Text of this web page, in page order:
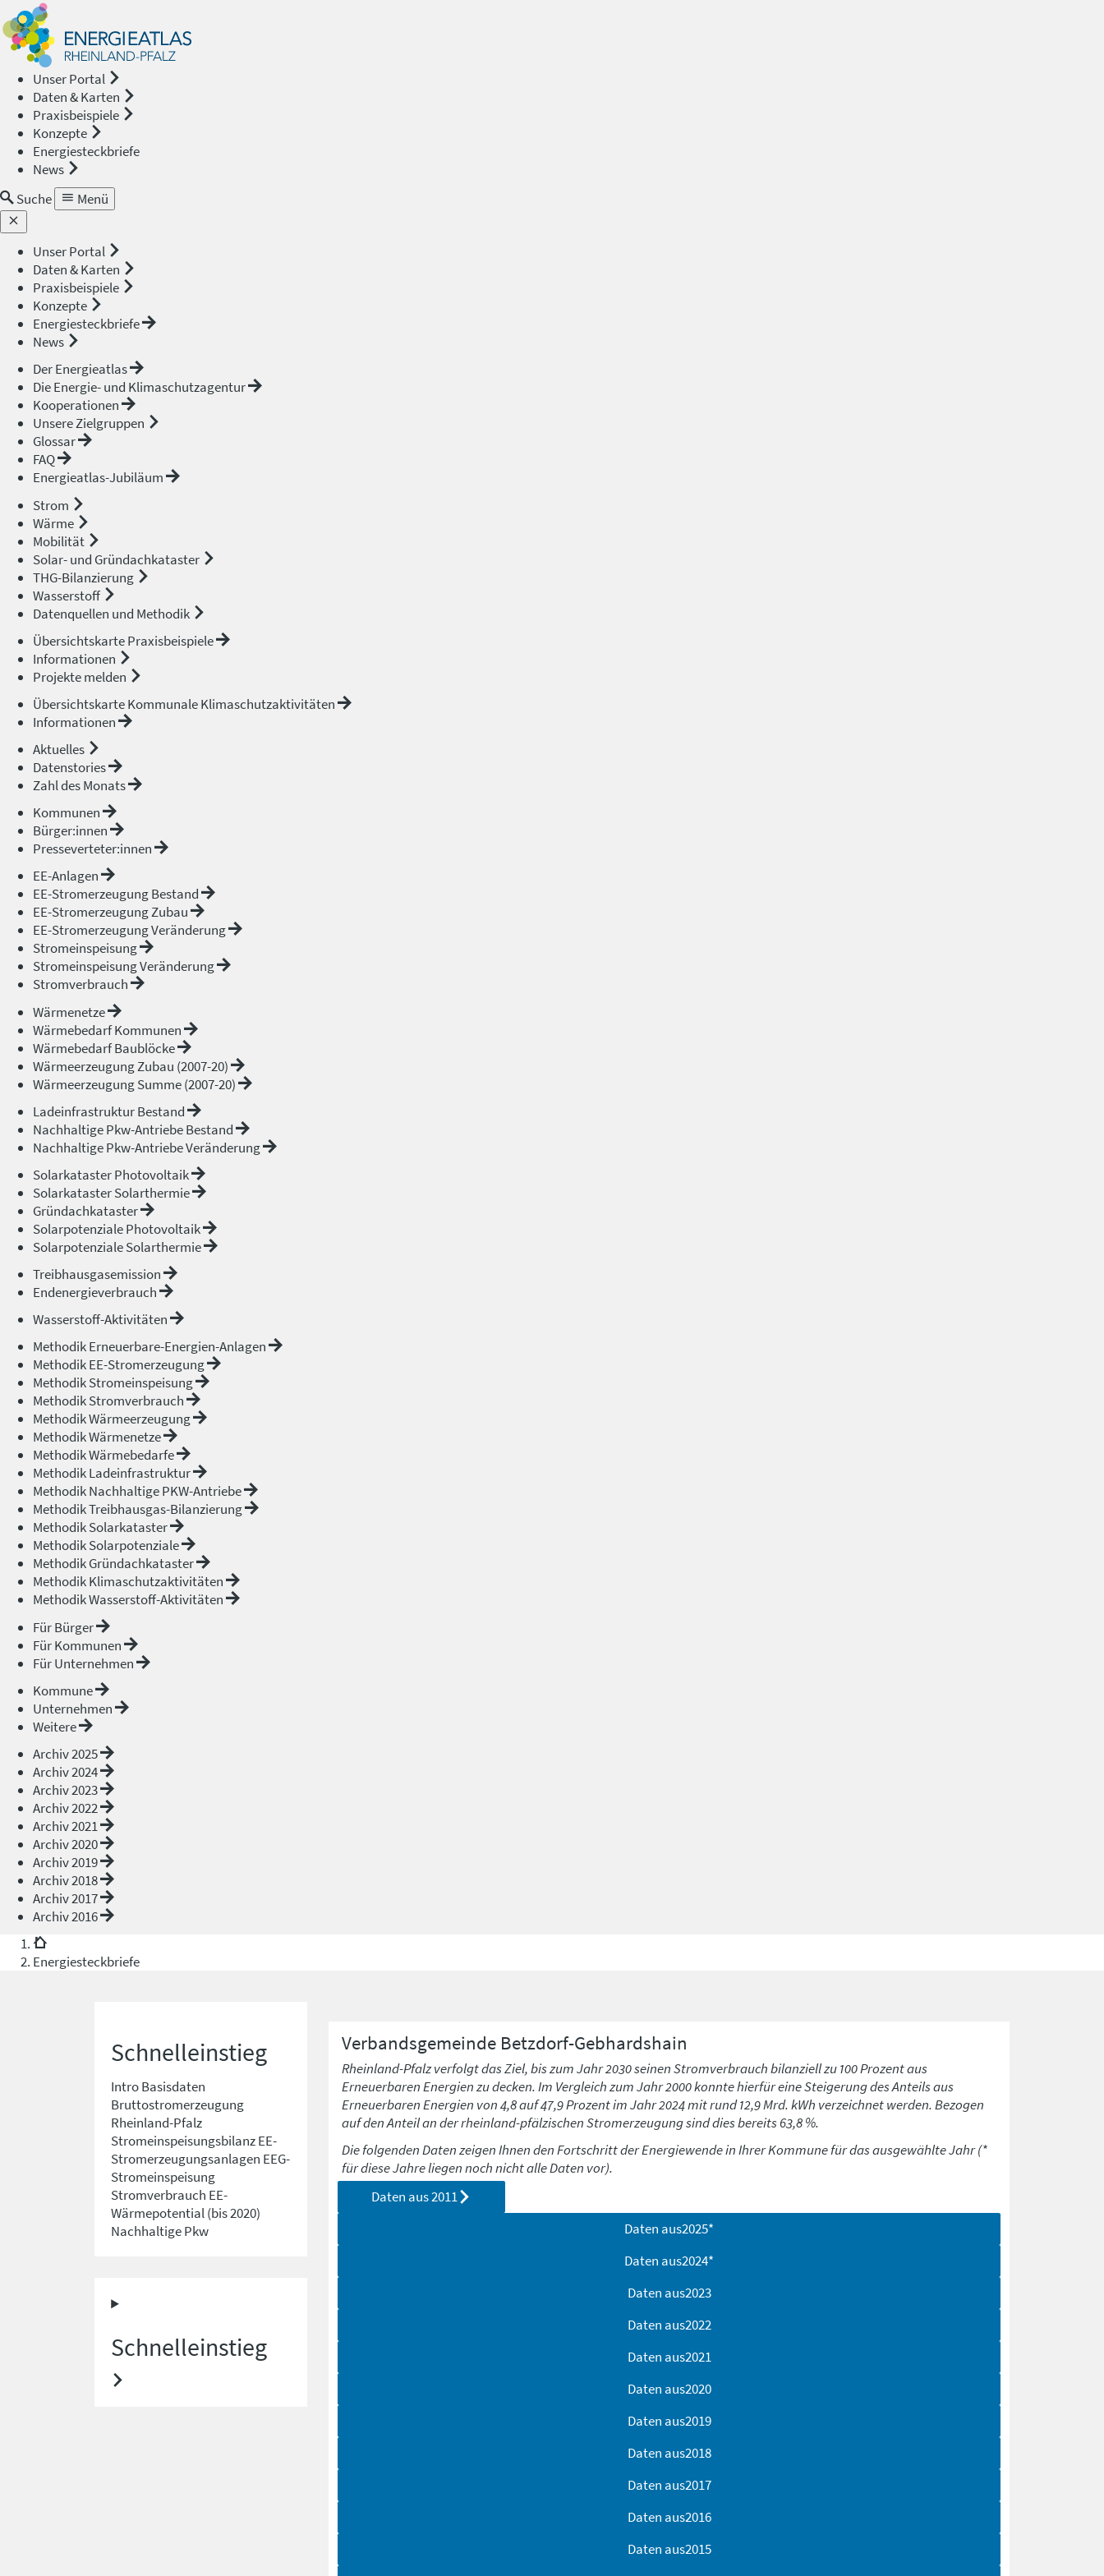
Unser Portal
Daten & Karten
Praxisbeispiele
Konzepte
Energiesteckbriefe
News
Suche
Menü
Unser Portal
Daten & Karten
Praxisbeispiele
Konzepte
Energiesteckbriefe
News
Der Energieatlas
Die Energie- und Klimaschutzagentur
Kooperationen
Unsere Zielgruppen
Glossar
FAQ
Energieatlas-Jubiläum
Strom
Wärme
Mobilität
Solar- und Gründachkataster
THG-Bilanzierung
Wasserstoff
Datenquellen und Methodik
Übersichtskarte Praxisbeispiele
Informationen
Projekte melden
Übersichtskarte Kommunale Klimaschutzaktivitäten
Informationen
Aktuelles
Datenstories
Zahl des Monats
Kommunen
Bürger:innen
Presseverteter:innen
EE-Anlagen
EE-Stromerzeugung Bestand
EE-Stromerzeugung Zubau
EE-Stromerzeugung Veränderung
Stromeinspeisung
Stromeinspeisung Veränderung
Stromverbrauch
Wärmenetze
Wärmebedarf Kommunen
Wärmebedarf Baublöcke
Wärmeerzeugung Zubau (2007-20)
Wärmeerzeugung Summe (2007-20)
Ladeinfrastruktur Bestand
Nachhaltige Pkw-Antriebe Bestand
Nachhaltige Pkw-Antriebe Veränderung
Solarkataster Photovoltaik
Solarkataster Solarthermie
Gründachkataster
Solarpotenziale Photovoltaik
Solarpotenziale Solarthermie
Treibhausgasemission
Endenergieverbrauch
Wasserstoff-Aktivitäten
Methodik Erneuerbare-Energien-Anlagen
Methodik EE-Stromerzeugung
Methodik Stromeinspeisung
Methodik Stromverbrauch
Methodik Wärmeerzeugung
Methodik Wärmenetze
Methodik Wärmebedarfe
Methodik Ladeinfrastruktur
Methodik Nachhaltige PKW-Antriebe
Methodik Treibhausgas-Bilanzierung
Methodik Solarkataster
Methodik Solarpotenziale
Methodik Gründachkataster
Methodik Klimaschutzaktivitäten
Methodik Wasserstoff-Aktivitäten
Für Bürger
Für Kommunen
Für Unternehmen
Kommune
Unternehmen
Weitere
Archiv 2025
Archiv 2024
Archiv 2023
Archiv 2022
Archiv 2021
Archiv 2020
Archiv 2019
Archiv 2018
Archiv 2017
Archiv 2016
Energiesteckbriefe
Schnelleinstieg
IntroBasisdaten
Bruttostromerzeugung
Rheinland-Pfalz
StromeinspeisungsbilanzEE-
Stromerzeugungsanlagen EEG-
Stromeinspeisung
Stromverbrauch EE-
Wärmepotential (bis 2020)
Nachhaltige Pkw
Schnelleinstieg
Verbandsgemeinde Betzdorf-Gebhardshain
Rheinland-Pfalz verfolgt das Ziel, bis zum Jahr 2030 seinen Stromverbrauch bilanziell zu 100 Prozent aus
Erneuerbaren Energien zu decken. Im Vergleich zum Jahr 2000 konnte hierfür eine Steigerung des Anteils aus
Erneuerbaren Energien von 4,8 auf 47,9 Prozent im Jahr 2024 mit rund 12,9 Mrd. kWh verzeichnet werden. Bezogen
auf den Anteil an der rheinland-pfälzischen Stromerzeugung sind dies bereits 63,8 %.
Die folgenden Daten zeigen Ihnen den Fortschritt der Energiewende in Ihrer Kommune für das ausgewählte Jahr (*
für diese Jahre liegen noch nicht alle Daten vor).
Daten aus2011
Daten aus2025*
Daten aus2024*
Daten aus2023
Daten aus2022
Daten aus2021
Daten aus2020
Daten aus2019
Daten aus2018
Daten aus2017
Daten aus2016
Daten aus2015